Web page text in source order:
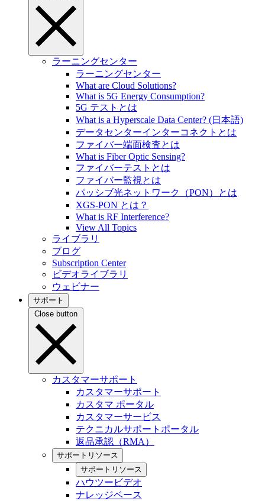
ラーニングセンター
ラーニングセンター
What are Cloud Solutions?
What is 5G Energy Consumption?
5G テストとは
What is a Hyperscale Data Center? (日本語)
データセンターインターコネクトとは
ファイバー端面検査とは
What is Fiber Optic Sensing?
ファイバーテストとは
ファイバー監視とは
パッシブ光ネットワーク（PON）とは
XGS-PON とは？
What is RF Interference?
View All Topics
ライブラリ
ブログ
Subscription Center
ビデオライブラリ
ウェビナー
サポート
Close button
カスタマーサポート
カスタマーサポート
カスタマ ポータル
カスタマーサービス
テクニカルサポートポータル
返品承認（RMA）
サポートリソース
サポートリソース
ハウツービデオ
ナレッジベース